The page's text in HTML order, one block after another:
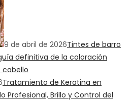
9 de abril de 2026Tintes de barro
definitiva de la coloración
Tratamiento de Keratina en
Profesional, Brillo y Control del